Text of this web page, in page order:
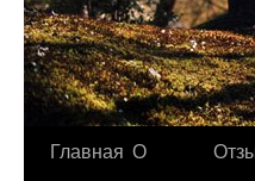
Главная О